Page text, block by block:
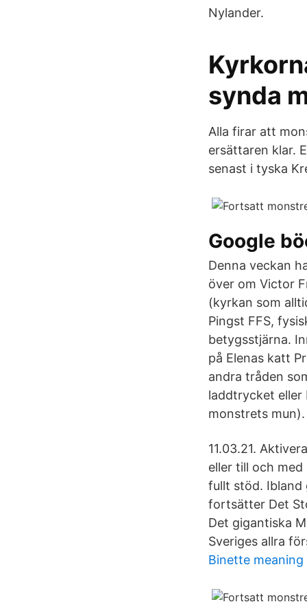
Nylander.
synda
Alla firar att
ersättaren klar.
senast i tyska
Google
Denna veckan
över om Victor
(kyrkan som
Pingst FFS,
betygsstjärna.
på Elenas katt
andra tråden
laddtrycket eller
monstrets mun).
11.03.21.
eller till och
fullt stöd. Ibland
fortsätter Det
Det gigantiska
Sveriges allra
Binette meaning